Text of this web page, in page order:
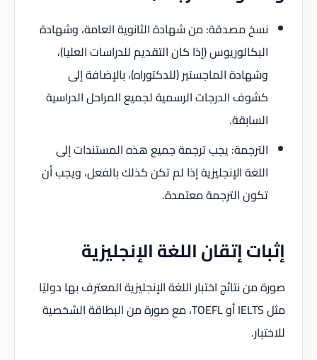
نسخ مصدقة: من شهادة الثانوية العامة، وشهادة
البكالوريوس (إذا كان التقديم للدراسات العليا)،
وشهادة الماجستير (للدكتوراه)، بالإضافة إلى
كشوف الدرجات الرسمية لجميع المراحل الدراسية
السابقة.
الترجمة: يجب ترجمة جميع هذه المستندات إلى
اللغة الإنجليزية إذا لم تكن كذلك بالفعل، ويجب أن
تكون الترجمة معتمدة.
إثبات إتقان اللغة الإنجليزية
صورة من نتائج اختبار اللغة الإنجليزية المعترف بها دوليًا
مثل IELTS أو TOEFL، مع صورة من البطاقة الشخصية
للاختبار.